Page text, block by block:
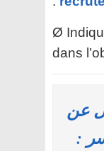
Ø
dans
عن
: